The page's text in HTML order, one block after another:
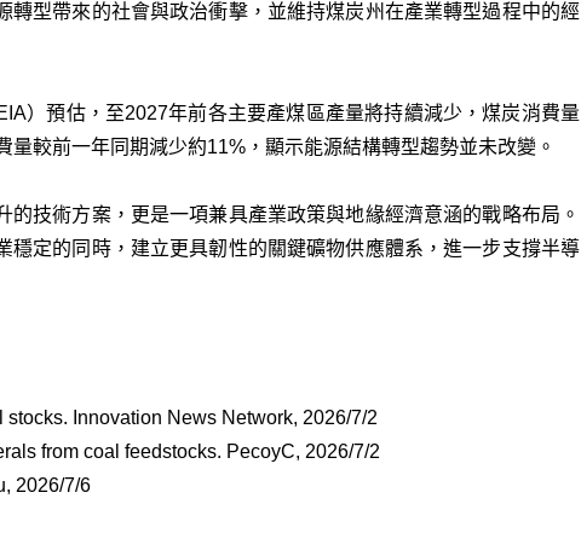
型帶來的社會與政治衝擊，並維持煤炭州在產業轉型過程中的經
）預估，至2027年前各主要產煤區產量將持續減少，煤炭消費量
較前一年同期減少約11%，顯示能源結構轉型趨勢並未改變。
技術方案，更是一項兼具產業政策與地緣經濟意涵的戰略布局。
定的同時，建立更具韌性的關鍵礦物供應體系，進一步支撐半導
Innovation News Network, 2026/7/2
from coal feedstocks. PecoyC, 2026/7/2
2026/7/6